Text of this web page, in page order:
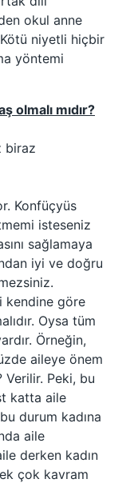
okul anne
niyetli hiçbir
yöntemi
olmalı mıdır?
biraz
Konfüçyüs
isteseniz
sağlamaya
iyi ve doğru
kendine göre
Oysa tüm
Örneğin,
aileye önem
Peki, bu
katta aile
durum kadına
aile
derken kadın
çok kavram